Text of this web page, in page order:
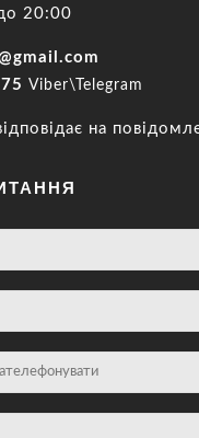
20:00
Viber\Telegram
на